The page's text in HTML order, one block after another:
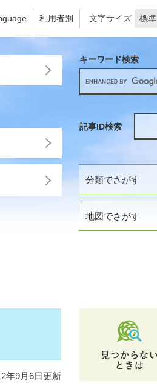
利用者別 文字サイズ 標準
分類でさがす
地図でさがす
キーワード検索
記事ID検索
年9月6日更新